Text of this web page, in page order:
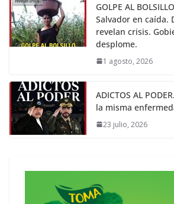
GOLPE AL
Salvador en caída.
revelan crisis.
desplome.
1 agosto, 2026
ADICTOS AL
la misma
23 julio, 2026